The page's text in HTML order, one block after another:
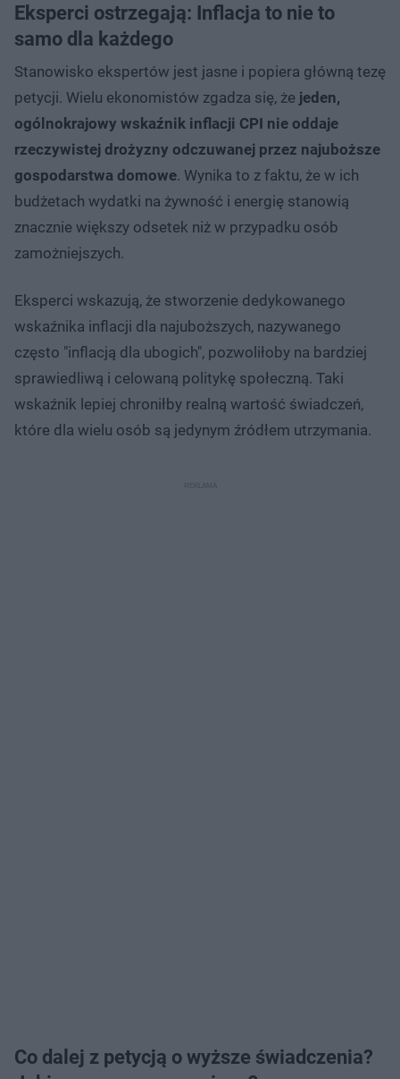
Eksperci ostrzegają: Inflacja to nie to
samo dla każdego
Stanowisko ekspertów jest jasne i popiera główną tezę
petycji. Wielu ekonomistów zgadza się, że jeden,
ogólnokrajowy wskaźnik inflacji CPI nie oddaje
rzeczywistej drożyzny odczuwanej przez najuboższe
gospodarstwa domowe. Wynika to z faktu, że w ich
budżetach wydatki na żywność i energię stanowią
znacznie większy odsetek niż w przypadku osób
zamożniejszych.
Eksperci wskazują, że stworzenie dedykowanego
wskaźnika inflacji dla najuboższych, nazywanego
często "inflacją dla ubogich", pozwoliłoby na bardziej
sprawiedliwą i celowaną politykę społeczną. Taki
wskaźnik lepiej chroniłby realną wartość świadczeń,
które dla wielu osób są jedynym źródłem utrzymania.
Co dalej z petycją o wyższe świadczenia?